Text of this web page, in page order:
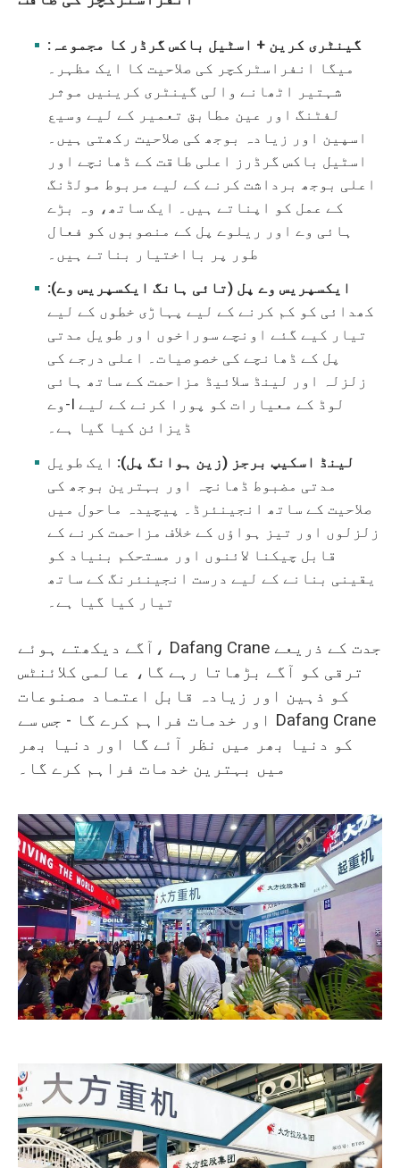
گینٹری کرین + اسٹیل باکس گرڈر کا مجموعہ:
میگا انفراسٹرکچر کی صلاحیت کا ایک مظہر۔
شہتیر اٹھانے والی گینٹری کرینیں موثر
لفٹنگ اور عین مطابق تعمیر کے لیے وسیع
اسپین اور زیادہ بوجھ کی صلاحیت رکھتی ہیں۔
اسٹیل باکس گرڈرز اعلی طاقت کے ڈھانچے اور
اعلی بوجھ برداشت کرنے کے لیے مربوط مولڈنگ
کے عمل کو اپناتے ہیں۔ ایک ساتھ، وہ بڑے
ہائی وے اور ریلوے پل کے منصوبوں کو فعال
طور پر بااختیار بناتے ہیں۔
ایکسپریس وے پل (تائی ہانگ ایکسپریس وے):
کھدائی کو کم کرنے کے لیے پہاڑی خطوں کے لیے
تیار کیے گئے اونچے سوراخوں اور طویل مدتی
پل کے ڈھانچے کی خصوصیات۔ اعلی درجے کی
زلزلہ اور لینڈ سلائیڈ مزاحمت کے ساتھ ہائی
وے-I لوڈ کے معیارات کو پورا کرنے کے لیے
ڈیزائن کیا گیا ہے۔
لینڈ اسکیپ برجز (زین ہوانگ پل): ایک طویل
مدتی مضبوط ڈھانچہ اور بہترین بوجھ کی
صلاحیت کے ساتھ انجینئرڈ۔ پیچیدہ ماحول میں
زلزلوں اور تیز ہواؤں کے خلاف مزاحمت کرنے کے
قابل چیکنا لائنوں اور مستحکم بنیاد کو
یقینی بنانے کے لیے درست انجینئرنگ کے ساتھ
تیار کیا گیا ہے۔
آگے دیکھتے ہوئے، Dafang Crane جدت کے ذریعے
ترقی کو آگے بڑھاتا رہے گا، عالمی کلائنٹس
کو ذہین اور زیادہ قابل اعتماد مصنوعات
اور خدمات فراہم کرے گا - جس سے Dafang Crane
کو دنیا بھر میں نظر آئے گا اور دنیا بھر
میں بہترین خدمات فراہم کرے گا۔